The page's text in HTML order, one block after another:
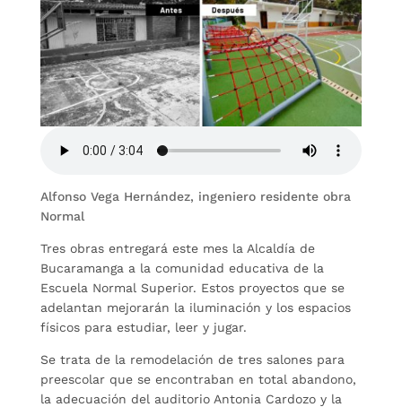
Alfonso Vega Hernández, ingeniero residente obra
Normal
Tres obras entregará este mes la Alcaldía de
Bucaramanga a la comunidad educativa de la
Escuela Normal Superior. Estos proyectos que se
adelantan mejorarán la iluminación y los espacios
físicos para estudiar, leer y jugar.
Se trata de la remodelación de tres salones para
preescolar que se encontraban en total abandono,
la adecuación del auditorio Antonia Cardozo y la